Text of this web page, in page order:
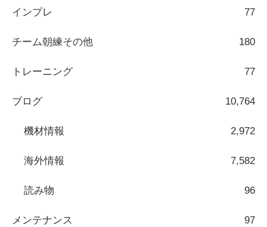
インプレ 77
チーム朝練その他 180
トレーニング 77
ブログ 10,764
機材情報 2,972
海外情報 7,582
読み物 96
メンテナンス 97